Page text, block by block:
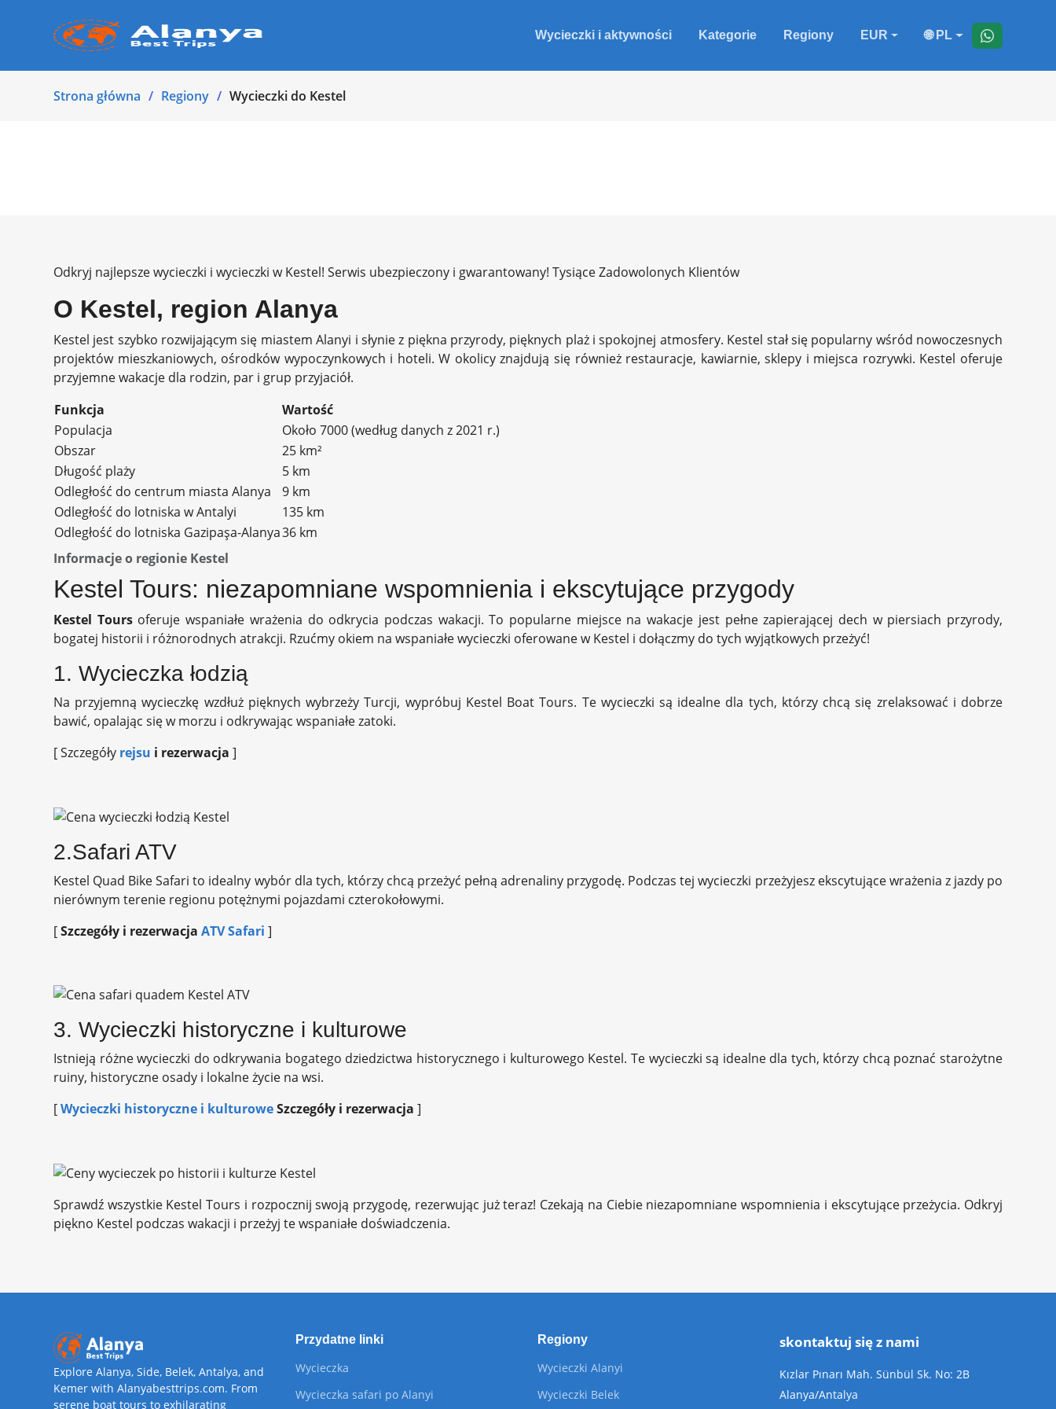
Wycieczki i aktywności Kategorie Regiony EUR 🌐 PL
Strona główna Regiony Wycieczki do Kestel
Odkryj najlepsze wycieczki i wycieczki w Kestel! Serwis ubezpieczony i gwarantowany! Tysiące Zadowolonych Klientów
O Kestel, region Alanya
Kestel jest szybko rozwijającym się miastem Alanyi i słynie z piękna przyrody, pięknych plaż i spokojnej atmosfery. Kestel stał się popularny wśród nowoczesnych
projektów mieszkaniowych, ośrodków wypoczynkowych i hoteli. W okolicy znajdują się również restauracje, kawiarnie, sklepy i miejsca rozrywki. Kestel oferuje
przyjemne wakacje dla rodzin, par i grup przyjaciół.
Informacje o regionie Kestel
Funkcja
Wartość
Populacja
Około 7000 (według danych z 2021 r.)
Obszar
25 km²
Długość plaży
5 km
Odległość do centrum miasta Alanya
9 km
Odległość do lotniska w Antalyi
135 km
Odległość do lotniska Gazipaşa-Alanya36 km
Kestel Tours: niezapomniane wspomnienia i ekscytujące przygody
Kestel Toursoferuje wspaniałe wrażenia do odkrycia podczas wakacji. To popularne miejsce na wakacje jest pełne zapierającej dech w piersiach przyrody,
bogatej historii i różnorodnych atrakcji. Rzućmy okiem na wspaniałe wycieczki oferowane w Kestel i dołączmy do tych wyjątkowych przeżyć!
1. Wycieczka łodzią
Na przyjemną wycieczkę wzdłuż pięknych wybrzeży Turcji, wypróbuj Kestel Boat Tours. Te wycieczki są idealne dla tych, którzy chcą się zrelaksować i dobrze
bawić, opalając się w morzu i odkrywając wspaniałe zatoki.
[ Szczegóły rejsu i rezerwacja ]
2.Safari ATV
Kestel Quad Bike Safari to idealny wybór dla tych, którzy chcą przeżyć pełną adrenaliny przygodę. Podczas tej wycieczki przeżyjesz ekscytujące wrażenia z jazdy po
nierównym terenie regionu potężnymi pojazdami czterokołowymi.
[Szczegóły i rezerwacja ATV Safari ]
3. Wycieczki historyczne i kulturowe
Istnieją różne wycieczki do odkrywania bogatego dziedzictwa historycznego i kulturowego Kestel. Te wycieczki są idealne dla tych, którzy chcą poznać starożytne
ruiny, historyczne osady i lokalne życie na wsi.
[Wycieczki historyczne i kulturoweSzczegóły i rezerwacja ]
Sprawdź wszystkie Kestel Tours i rozpocznij swoją przygodę, rezerwując już teraz! Czekają na Ciebie niezapomniane wspomnienia i ekscytujące przeżycia. Odkryj
piękno Kestel podczas wakacji i przeżyj te wspaniałe doświadczenia.
Explore Alanya, Side, Belek, Antalya, and
Kemer with Alanyabesttrips.com. From
serene boat tours to exhilarating
Przydatne linki
Wycieczka
Wycieczka safari po Alanyi
Regiony
Wycieczki Alanyi
Wycieczki Belek
skontaktuj się z nami
Kızlar Pınarı Mah. Sünbül Sk. No: 2B
Alanya/Antalya